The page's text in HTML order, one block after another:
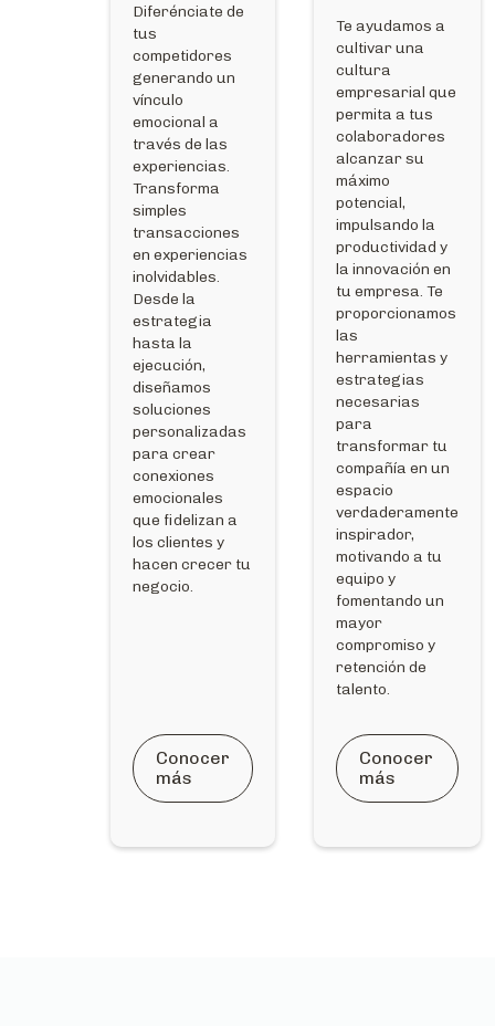
Diferénciate de
tus
competidores
generando un
vínculo
emocional a
través de las
experiencias.
Transforma
simples
transacciones
en experiencias
inolvidables.
Desde la
estrategia
hasta la
ejecución,
diseñamos
soluciones
personalizadas
para crear
conexiones
emocionales
que fidelizan a
los clientes y
hacen crecer tu
negocio.
Conocer
más
Te ayudamos a
cultivar una
cultura
empresarial que
permita a tus
colaboradores
alcanzar su
máximo
potencial,
impulsando la
productividad y
la innovación en
tu empresa. Te
proporcionamos
las
herramientas y
estrategias
necesarias
para
transformar tu
compañía en un
espacio
verdaderamente
inspirador,
motivando a tu
equipo y
fomentando un
mayor
compromiso y
retención de
talento.
Conocer
más